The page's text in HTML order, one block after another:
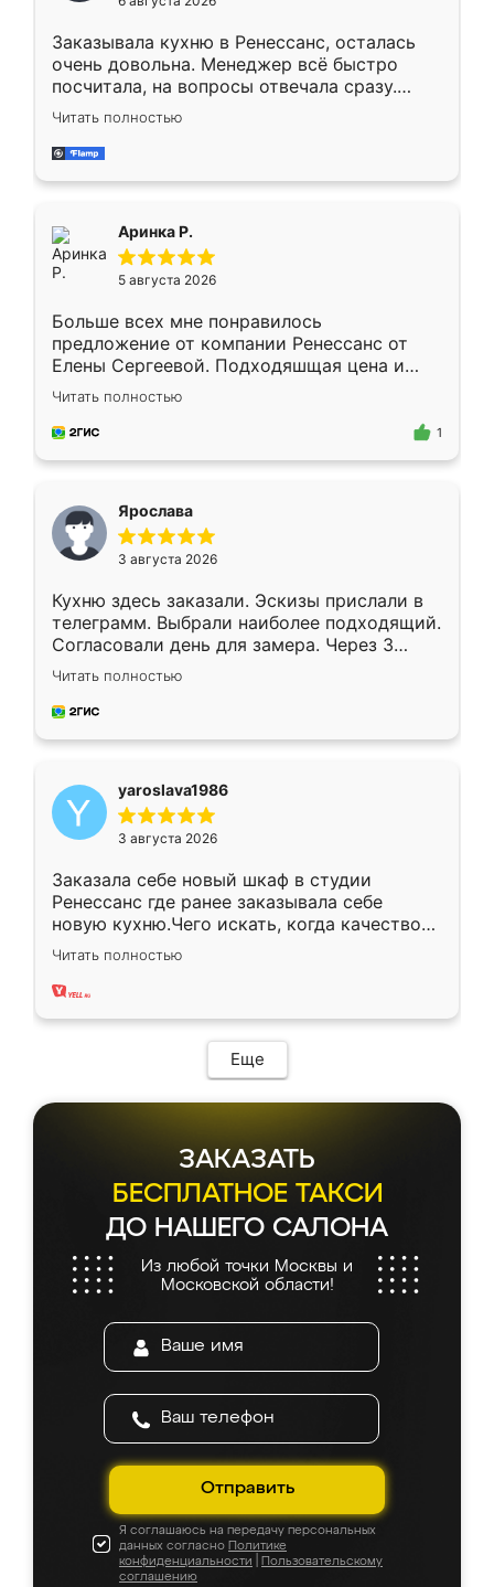
мебели буду заказывать только здесь.
Заказывала кухню в Ренессанс, осталась
очень довольна. Менеджер всё быстро
посчитала, на вопросы отвечала сразу.
Замерщик приехал в субботу, подошёл к
делу со всей ответственностью. Собрали
за день, ребята работали аккуратно, даже
Читать полностью
Аринка Р.
5 августа 2026
Больше всех мне понравилось
предложение от компании Ренессанс от
Елены Сергеевой. Подходяшщая цена и
короткие сроки изготовления. Приехавший
для замера сотрудник Владислав
предложил по моему эскизу самый
Читать полностью
1
Ярослава
3 августа 2026
Кухню здесь заказали. Эскизы прислали в
телеграмм. Выбрали наиболее подходящий.
Согласовали день для замера. Через 3
недели кухня была уже готова. Остались
довольны работой. Спасибо Ренессанс
мебель за качественную работу!
Читать полностью
yaroslava1986
3 августа 2026
Заказала себе новый шкаф в студии
Ренессанс где ранее заказывала себе
новую кухню.Чего искать, когда качеством
вполне довольна. Служит кухня уже почти
два года, нареканий нет.
Читать полностью
Еще
ЗАКАЗАТЬ
БЕСПЛАТНОЕ ТАКСИ
ДО НАШЕГО САЛОНА
Из любой точки Москвы и
Московской области!
Отправить
Я соглашаюсь на передачу персональных
данных согласно Политике
конфиденциальности
Пользовательскому
соглашению